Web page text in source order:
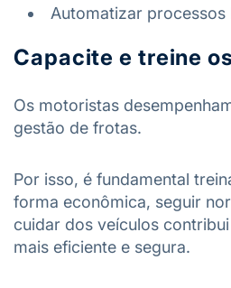
Automatizar
Capacite e treine
Os motoristas
gestão de frotas.
Por isso, é fundamental
forma econômica, seguir
cuidar dos veículos
mais eficiente e segura.